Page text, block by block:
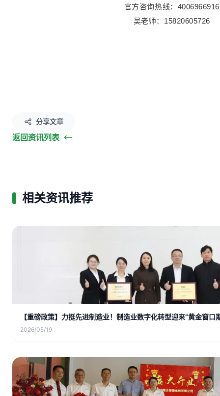
官方咨询热线：4006966916
吴老师：15820605726
分享文章
返回资讯列表
相关资讯推荐
【重磅政策】力挺先进制造业！制造业数字化转型迎来“黄金窗口
2026/05/19